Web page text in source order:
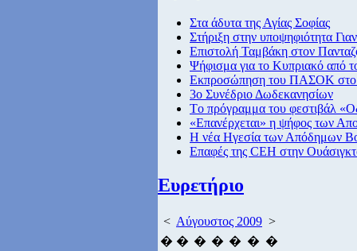
Στα άδυτα της Αγίας Σοφίας
Στήριξη στην υποψηφιότητα
Επιστολή Ταμβάκη στον
Ψήφισμα για το Κυπριακό από
Εκπροσώπηση του ΠΑΣΟΚ στο
3ο Συνέδριο Δωδεκανησίων
Tο πρόγραμμα του φεστιβάλ
«Επανέρχεται» η ψήφος των
Η νέα Ηγεσία των Απόδημων
Επαφές της CEH στην
Ευρετήριο
< Αύγουστος 2009 >
� � � � � � �